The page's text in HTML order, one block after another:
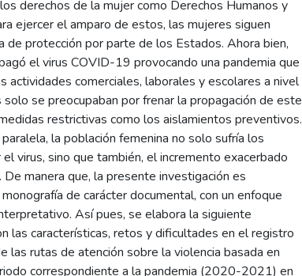
derechos de la mujer como Derechos Humanos y
ejercer el amparo de estos, las mujeres siguen
de protección por parte de los Estados. Ahora bien,
el virus COVID-19 provocando una pandemia que
actividades comerciales, laborales y escolares a nivel
se preocupaban por frenar la propagación de este
restrictivas como los aislamientos preventivos.
la población femenina no solo sufría los
virus, sino que también, el incremento exacerbado
De manera que, la presente investigación es
de carácter documental, con un enfoque
Así pues, se elabora la siguiente
las características, retos y dificultades en el registro
las rutas de atención sobre la violencia basada en
correspondiente a la pandemia (2020-2021) en